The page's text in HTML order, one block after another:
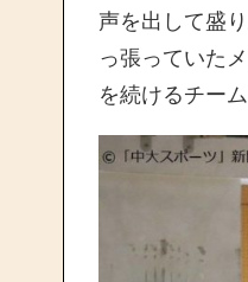
声を出して盛
っ張っていた
を続けるチー